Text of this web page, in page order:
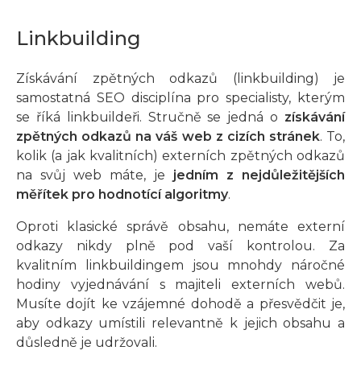
Linkbuilding
Získávání zpětných odkazů (linkbuilding) je
samostatná SEO disciplína pro specialisty, kterým
se říká linkbuildeři. Stručně se jedná o získávání
zpětných odkazů na váš web z cizích stránek. To,
kolik (a jak kvalitních) externích zpětných odkazů
na svůj web máte, je jedním z nejdůležitějších
měřítek pro hodnotící algoritmy.
Oproti klasické správě obsahu, nemáte externí
odkazy nikdy plně pod vaší kontrolou. Za
kvalitním linkbuildingem jsou mnohdy náročné
hodiny vyjednávání s majiteli externích webů.
Musíte dojít ke vzájemné dohodě a přesvědčit je,
aby odkazy umístili relevantně k jejich obsahu a
důsledně je udržovali.